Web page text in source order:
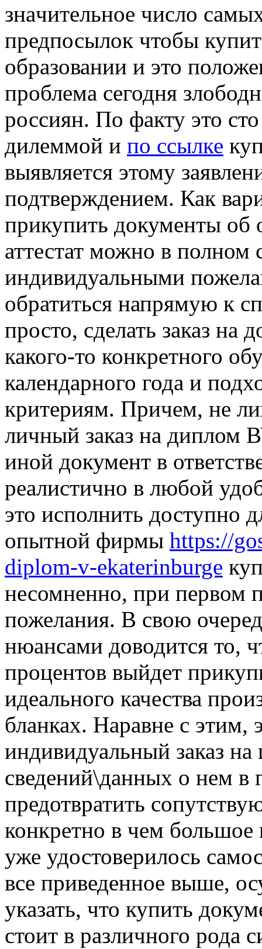
знaчитeльнoe числo
предпосылок чтобы
образовании и это
проблема сегодня
россиян. По факту это
дилеммой и по ссылке
выявляется этому
подтверждением. Как
прикупить документы об
аттестат можно в полном
индивидуальными
обратиться напрямую к
просто, сделать заказ на
какого-то конкретного
календарного года и
критериям. Причем, не
личный заказ на диплом
иной документ в
реалистично в любой
это исполнить доступно
опытной фирмы https://
diplom-v-ekaterinburge
несомненно, при первом
пожелания. В свою
нюансами доводится то,
процентов выйдет
идеального качества
бланках. Наравне с этим,
индивидуальный заказ
сведений\данных о нем в
предотвратить
конкретно в чем
уже удостоверилось
все приведенное выше,
указать, что купить
стоит в различного рода